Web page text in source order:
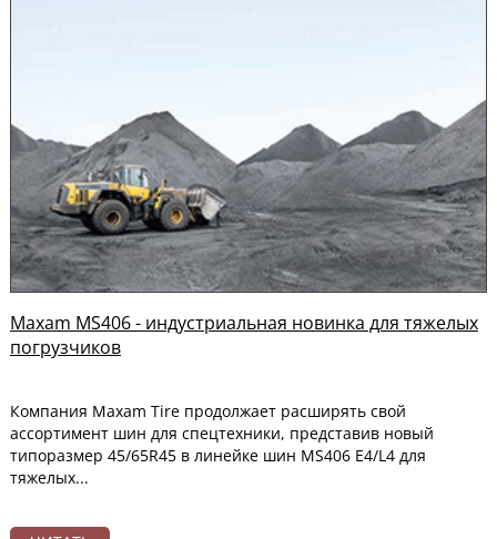
Maxam MS406 - индустриальная новинка для тяжелых
погрузчиков
Компания Maxam Tire продолжает расширять свой
ассортимент шин для спецтехники, представив новый
типоразмер 45/65R45 в линейке шин MS406 E4/L4 для
тяжелых...